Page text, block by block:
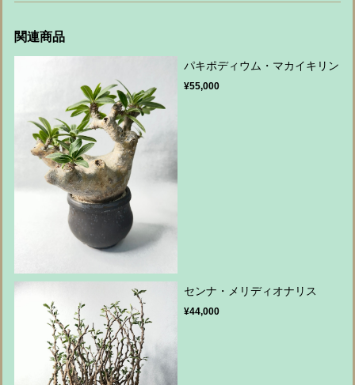
関連商品
パキポディウム・マカイキリン
¥55,000
センナ・メリディオナリス
¥44,000